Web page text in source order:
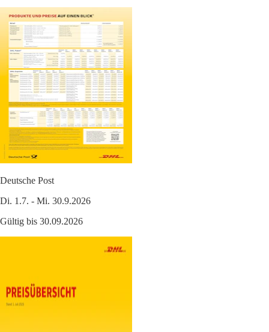
Deutsche Post
Di. 1.7. - Mi. 30.9.2026
Gültig bis 30.09.2026